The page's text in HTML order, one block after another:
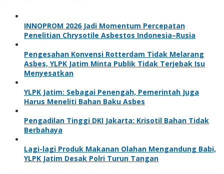
INNOPROM 2026 Jadi Momentum Percepatan
Penelitian Chrysotile Asbestos Indonesia–Rusia
Pengesahan Konvensi Rotterdam Tidak Melarang
Asbes, YLPK Jatim Minta Publik Tidak Terjebak Isu
Menyesatkan
YLPK Jatim: Sebagai Penengah, Pemerintah Juga
Harus Meneliti Bahan Baku Asbes
Pengadilan Tinggi DKI Jakarta: Krisotil Bahan Tidak
Berbahaya
Lagi-lagi Produk Makanan Olahan Mengandung Babi,
YLPK Jatim Desak Polri Turun Tangan